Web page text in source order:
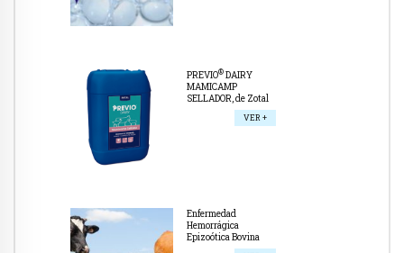
PREVIO®DAIRY
MAMICAMP
SELLADOR, de Zotal
VER +
Enfermedad
Hemorrágica
Epizoótica Bovina